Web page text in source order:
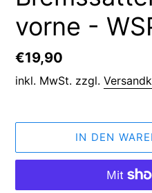
vorne -
Normaler
Preis
€19,90
inkl. MwSt. zzgl.
IN DEN